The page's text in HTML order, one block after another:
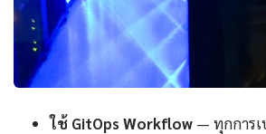
ใช้ GitOps Workflow — ทุกการ